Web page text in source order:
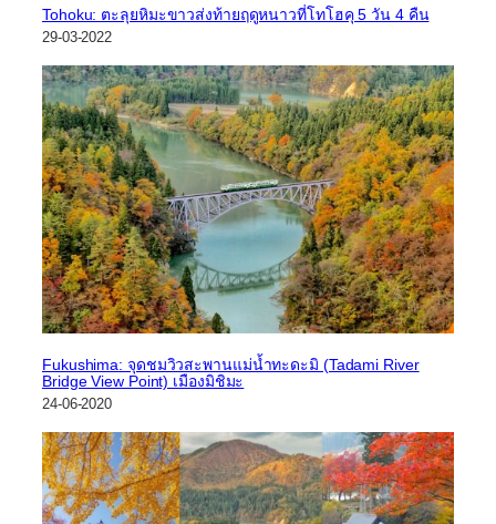
Tohoku: ตะลุยหิมะขาวส่งท้ายฤดูหนาวที่โทโฮคุ 5 วัน 4 คืน
29-03-2022
Fukushima: จุดชมวิวสะพานแม่น้ำทะดะมิ (Tadami River
Bridge View Point) เมืองมิชิมะ
24-06-2020